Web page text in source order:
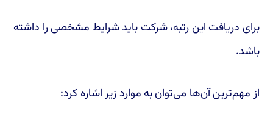
برای دریافت این رتبه، شرکت باید شرایط مشخصی را داشته
باشد.
از مهم‌ترین آن‌ها می‌توان به موارد زیر اشاره کرد: